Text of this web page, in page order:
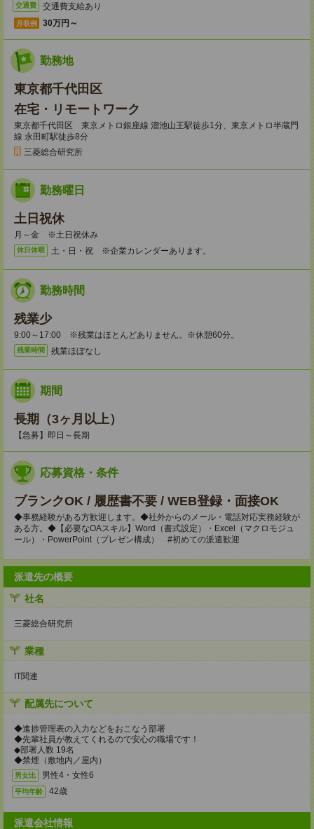
交通費 交通費支給あり
月収例 30万円～
勤務地
東京都千代田区
在宅・リモートワーク
東京都千代田区 東京メトロ銀座線 溜池山王駅徒歩1分、東京メトロ半蔵門
線 永田町駅徒歩8分
三菱総合研究所
勤務曜日
土日祝休
月～金 ※土日祝休み
休日休暇 土・日・祝 ※企業カレンダーあります。
勤務時間
残業少
9:00～17:00 ※残業はほとんどありません。※休憩60分。
残業時間 残業ほぼなし
期間
長期（3ヶ月以上）
【急募】即日～長期
応募資格・条件
ブランクOK / 履歴書不要 / WEB登録・面接OK
◆事務経験がある方歓迎します。◆社外からのメール・電話対応実務経験が
ある方。◆【必要なOAスキル】Word（書式設定）・Excel（マクロモジュ
ール）・PowerPoint（プレゼン構成） #初めての派遣歓迎
派遣先の概要
社名
三菱総合研究所
業種
IT関連
配属先について
◆進捗管理表の入力などをおこなう部署
◆先輩社員が教えてくれるので安心の職場です！
◆部署人数 19名
◆禁煙（敷地内／屋内）
男女比 男性4・女性6
平均年齢 42歳
派遣会社情報